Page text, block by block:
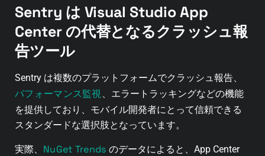
Sentry は Visual Studio App
Center の代替となるクラッシュ報
告ツール
Sentry は複数のプラットフォームでクラッシュ報告、
パフォーマンス監視 、エラートラッキングなどの機能
を提供しており、モバイル開発者にとって信頼できる
スタンダードな選択肢となっています。
実際、 NuGet Trends のデータによると、App Center